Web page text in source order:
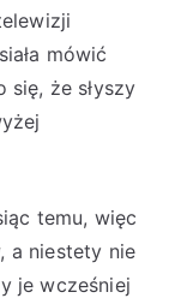
mówić
się, że słyszy
temu, więc
a niestety nie
je wcześniej